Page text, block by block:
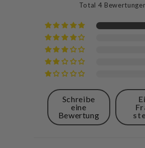
Total 4
Schreibe
eine
Bewertung